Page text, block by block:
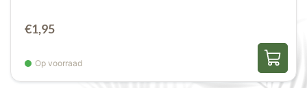
€1,95
Op voorraad